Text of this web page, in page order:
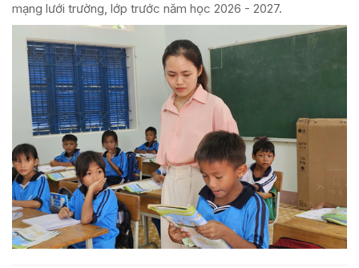
mạng lưới trường, lớp trước năm học 2026 - 2027.